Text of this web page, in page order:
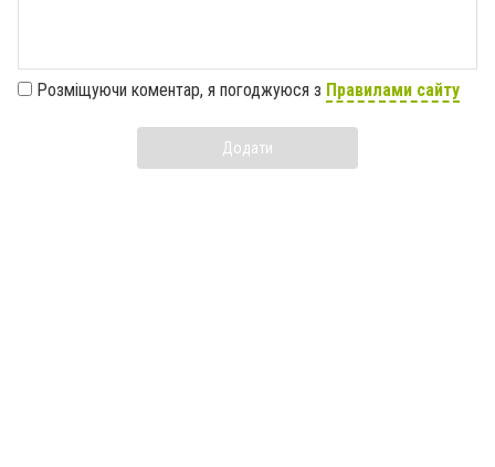
Розміщуючи коментар, я погоджуюся з Правилами сайту
Додати